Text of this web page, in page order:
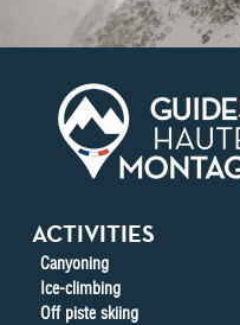
ACTIVITIES
Canyoning
Ice-climbing
Off piste skiing